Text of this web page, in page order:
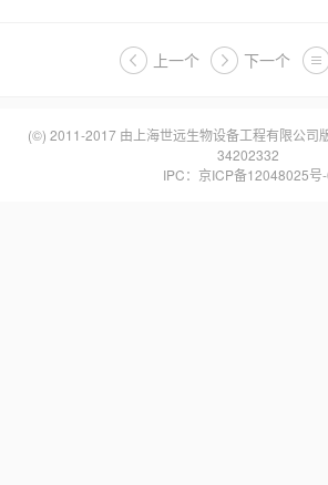
上一个 下一个
(©) 2011-2017 由 上海世远生物设备工程有限公司
34202332
IPC： 京ICP备12048025号